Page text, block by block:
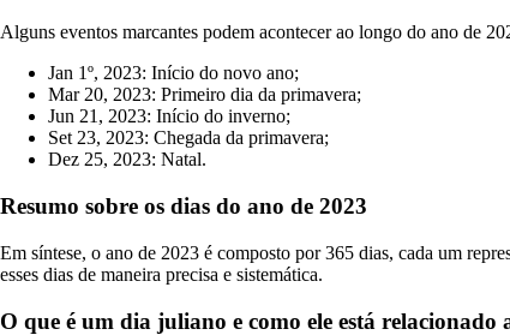
Alguns eventos marcantes podem acontecer ao longo do ano de
Jan 1º, 2023: Início do novo ano;
Mar 20, 2023: Primeiro dia da primavera;
Jun 21, 2023: Início do inverno;
Set 23, 2023: Chegada da primavera;
Dez 25, 2023: Natal.
Resumo sobre os dias do ano de 2023
Em síntese, o ano de 2023 é composto por 365 dias, cada um
esses dias de maneira precisa e sistemática.
O que é um dia juliano e como ele está relacionado